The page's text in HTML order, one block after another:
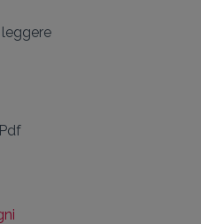
leggere
Pdf